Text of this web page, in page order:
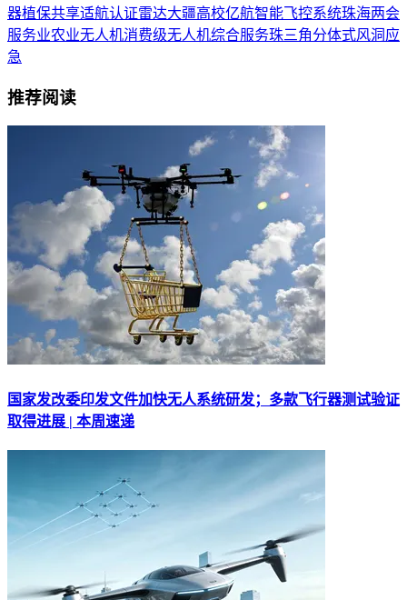
器植保共享适航认证雷达大疆高校亿航智能飞控系统珠海两会
服务业农业无人机消费级无人机综合服务珠三角分体式风洞 应
急
推荐阅读
国家发改委印发文件加快无人系统研发；多款飞行器测试验证
取得进展 | 本周速递